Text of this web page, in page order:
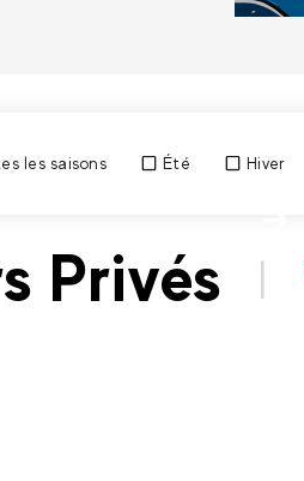
les saisons Été Hiver
Privés